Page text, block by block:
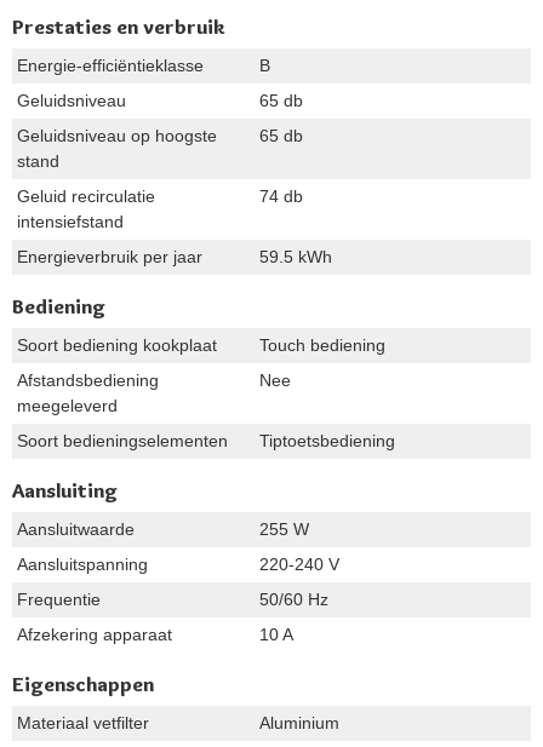
Prestaties en verbruik
Energie-efficiëntieklasse
B
Geluidsniveau
65 db
Geluidsniveau op hoogste
stand
65 db
Geluid recirculatie
intensiefstand
74 db
Energieverbruik per jaar 59.5 kWh
Bediening
Soort bediening kookplaat
Touch bediening
Afstandsbediening
meegeleverd
Nee
Soort bedieningselementen Tiptoetsbediening
Aansluiting
Aansluitwaarde
255 W
Aansluitspanning
220-240 V
Frequentie
50/60 Hz
Afzekering apparaat
10 A
Eigenschappen
Materiaal vetfilter Aluminium